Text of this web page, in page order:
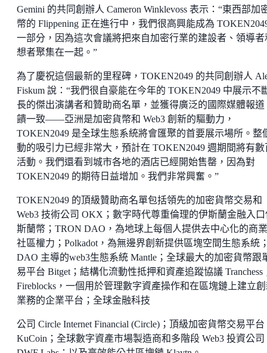
Gemini 的共同創辦人 Cameron Winklevoss 表示：“東西部加
幣的 Flippening 正在進行中，我們很高興能成為
一部分，因為這次會議將把來自加密行業的建設者、領導者
想者聚集在一起。”
為了慶祝這個最新的里程碑，TOKEN2049 的共同創辦人
Fiskum 說：“我們很自豪能在今年的 TOKEN2049 中展示不
長的傑出演講者和贊助商名單，並獲得廣泛的國際媒體報道
饋一致——亞洲是加密貨幣和 Web3 創新的驅動力，
TOKEN2049 是全球生態系統將會匯聚的首要展示場所。整
動的吸引力已經非常大，預計在 TOKEN2049 週期間將有數
活動。我們還看到城市各地的酒店已經開始售罄，因為對
TOKEN2049 的期待日益增加。我們非常興奮。”
TOKEN2049 的頂級贊助商名單包括領先的加密貨幣交易和
Web3 技術公司 OKX；數字時代尊重倫理的伊斯蘭金融入口
斯蘭幣；TRON DAO，為地球上每個人提供去中心化的商
社區權力；Polkadot，為無邊界創新提供區塊空間生態系統
DAO 主導的web3生態系統 Mantle；全球最大的加密貨幣跟
易平台 Bitget；結構化流動性抵押和資產追蹤協議 Tranchess
Fireblocks，一個用於管理數字資產操作和在區塊鏈上建立
業務的企業平台；全球金融科技
公司 Circle Internet Financial (Circle)；頂級加密貨幣交易平台
KuCoin；全球數字資產市場製造商和多階段 Web3 投資公司